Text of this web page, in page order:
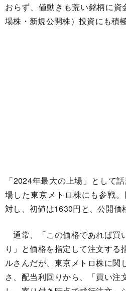
おらず、値動きも荒い銘柄に
場株・新規公開株）投資にも積
「2024年最大の上場」として
場した東京メトロ株にも参戦
対し、初値は1630円と、公開価
通常、「この価格であれば買
り」と価格を指定して注文する
ルさんだが、東京メトロ株に関
さ、配当利回りから、「買い注